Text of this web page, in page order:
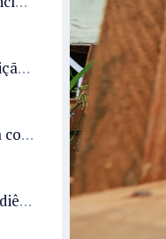
PL 82/26 proíbe remição de pena por trabalho em funções militares para condenados por crimes contra o Estado Democrático de Direito
Comissão da Câmara convoca audiência para discutir misoginia nas escolas e universidades após divulgação de listas misóginas
Câmara promove audiência sobre Marco de Fomento à Economia Digital e impactos da inteligência artificial